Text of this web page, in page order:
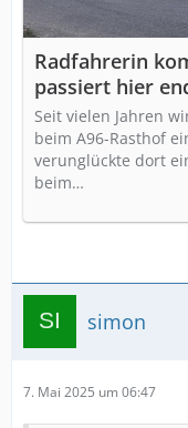
Radfahrerin
passiert hier
Seit vielen Jahren
beim A96-Rasthof
verunglückte dort
beim…
simon
7. Mai 2025 um 06:47